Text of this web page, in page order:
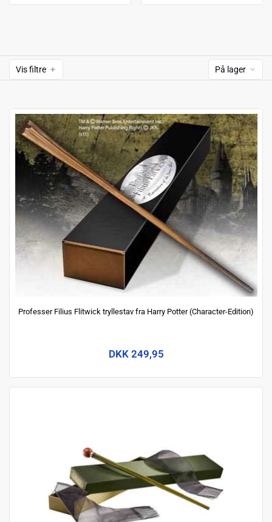
Vis filtre På lager
Professer Filius Flitwick tryllestav fra Harry Potter (Character-Edition)
DKK 249,95